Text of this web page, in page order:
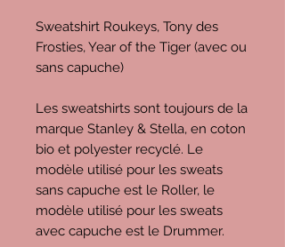
Sweatshirt Roukeys, Tony des
Frosties, Year of the Tiger (avec ou
sans capuche)
Les sweatshirts sont toujours de la
marque Stanley & Stella, en coton
bio et polyester recyclé. Le
modèle utilisé pour les sweats
sans capuche est le Roller, le
modèle utilisé pour les sweats
avec capuche est le Drummer.